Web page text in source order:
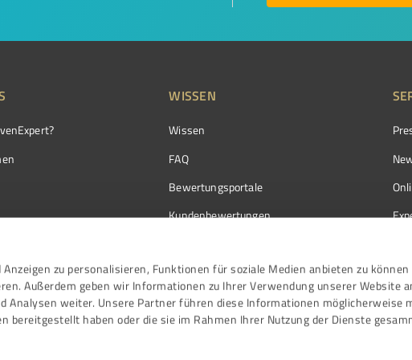
zu personalisieren, Funktionen für soziale Medien anbieten zu können
Außerdem geben wir Informationen zu Ihrer Verwendung unserer Website
Analysen weiter. Unsere Partner führen diese Informationen möglicherweise
bereitgestellt haben oder die sie im Rahmen Ihrer Nutzung der Dienste
WISSEN
Wissen
FAQ
Bewertungsportale
Kundenbewertungen
Bewertungs­richtlinien
Events